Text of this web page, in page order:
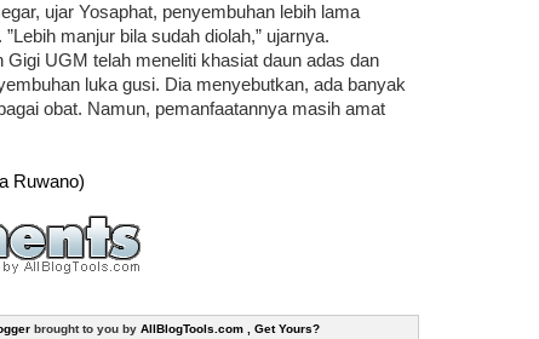
ujar Yosaphat, penyembuhan lebih lama
manjur bila sudah diolah,” ujarnya.
UGM telah meneliti khasiat daun adas dan
luka gusi. Dia menyebutkan, ada banyak
obat. Namun, pemanfaatannya masih amat
Ruwano)
brought to you by AllBlogTools.com , Get Yours?